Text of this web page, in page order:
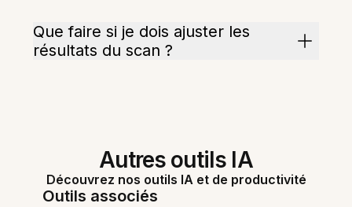
Que faire si je dois ajuster les
résultats du scan ?
Autres outils IA
Découvrez nos outils IA et de productivité
Outils associés